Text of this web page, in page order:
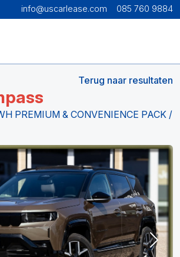
info@uscarlease.com 085 760 9884
Terug naar resultaten
PREMIUM & CONVENIENCE PACK /
Next